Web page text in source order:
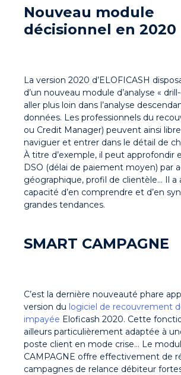
Nouveau module
décisionnel en 2020
La version 2020 d’ELOFICASH
d’un nouveau module d’analyse «
aller plus loin dans l’analyse
données. Les professionnels du
ou Credit Manager) peuvent ainsi
naviguer et entrer dans le détail de
À titre d’exemple, il peut approfondir
DSO (délai de paiement moyen) par
géographique, profil de clientèle… Il a
capacité d’en comprendre et d’en
grandes tendances.
SMART CAMPAGNE
C’est la dernière nouveauté phare
version du logiciel de recouvrement
impayée Eloficash 2020. Cette
ailleurs particulièrement adaptée à
poste client en mode crise… Le
CAMPAGNE offre effectivement de
campagnes de relance débiteur